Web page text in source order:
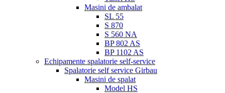
Masini de ambalat
SL 55
S 870
S 560 NA
BP 802 AS
BP 1102 AS
Echipamente spalatorie self-service
Spalatorie self service Girbau
Masini de spalat
Model HS